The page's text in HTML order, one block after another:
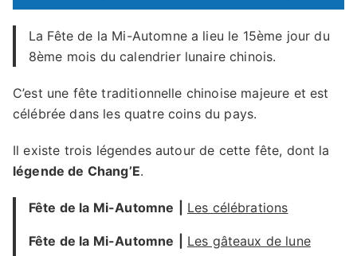
La Fête de la Mi-Automne a lieu le 15ème jour du
8ème mois du calendrier lunaire chinois.
C’est une fête traditionnelle chinoise majeure et est
célébrée dans les quatre coins du pays.
Il existe trois légendes autour de cette fête, dont la
légende de Chang’E.
Fête de la Mi-Automne Les célébrations
Fête de la Mi-Automne Les gâteaux de lune